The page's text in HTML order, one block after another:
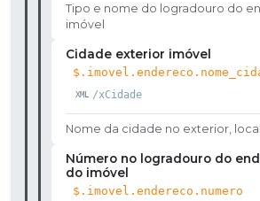
Tipo e nome do logradouro do
imóvel
Cidade exterior imóvel
/xCidade
Nome da cidade no exterior,
Número no logradouro do
do imóvel
$.imovel.endereco.numero